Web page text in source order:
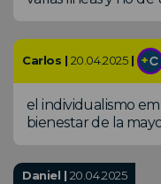
Carlos | 20.04.2025|
el individualismo
bienestar de la
Daniel | 20.04.2025